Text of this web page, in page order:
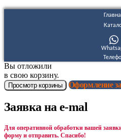
Вы отложили
в свою корзину.
Просмотр корзины Оформление
Заявка на e-mal
Для оперативной обработки вашей
форму и отправить. Спасибо!